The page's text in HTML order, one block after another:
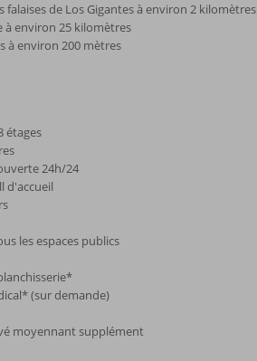
falaises de Los Gigantes à environ 2 kilomètres
à environ 25 kilomètres
à environ 200 mètres
étages
24h/24
d'accueil
les espaces publics
(sur demande)
moyennant supplément